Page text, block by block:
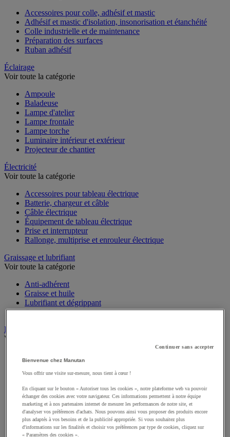
Accessoires pour colle, adhésif et mastic
Adhésif et mastic d'isolation, insonorisation et étanchéité
Colle industrielle et de maintenance
Préparation des surfaces
Ruban adhésif
Éclairage
Voir toute la catégorie
Ampoule
Baladeuse
Lampe d'atelier
Lampe frontale
Lampe torche
Luminaire intérieur et extérieur
Projecteur de chantier
Électricité
Voir toute la catégorie
Accessoires pour tableau électrique
Batterie, chargeur et câble
Câble électrique
Équipement de tableau électrique
Prise et interrupteur
Rallonge, multiprise et enrouleur électrique
Graissage et lubrifiant
Voir toute la catégorie
Anti-adhérent
Graisse et huile
Lubrifiant et dégrippant
Outils de graissage
Instrument de mesure
Voir toute la catégorie
Dynamomètre
Instrument de mesure de laboratoire
Mesure de distance
Mesure de la vitesse
Mesure de l'environnement
Mesure d'électricité
Continuer sans accepter
Bienvenue chez Manutan
Vous offrir une visite sur-mesure, nous tient à cœur !
En cliquant sur le bouton « Autoriser tous les cookies », notre plateforme web va pouvoir
échanger des cookies avec votre navigateur. Ces informations permettent à notre équipe
marketing et à nos partenaires internet de mesurer les performances de notre site, et
d'analyser vos préférences d'achats. Nous pouvons ainsi vous proposer des produits encore
plus adaptés à vos besoins et de la publicité appropriée. Si vous souhaitez plus
d'informations sur les finalités et choisir vos préférences par type de cookies, cliquez sur
« Paramètres des cookies ».